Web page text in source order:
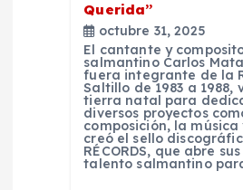
Querida”
octubre 31, 2025
El cantante y
salmantino Carlos
fuera integrante de la
Saltillo de 1983 a 1988,
tierra natal para
diversos proyectos
composición, la
creó el sello
RÉCORDS, que abre
talento salmantino